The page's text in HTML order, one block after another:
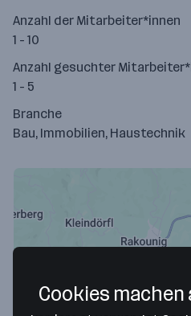
Anzahl der Mitarbeiter*innen
1 - 10
Anzahl gesuchter
1 - 5
Branche
Bau, Immobilien, Haustechnik
Cookies machen